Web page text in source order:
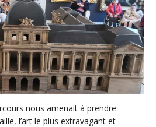
nous amenait à prendre
l’art le plus extravagant et